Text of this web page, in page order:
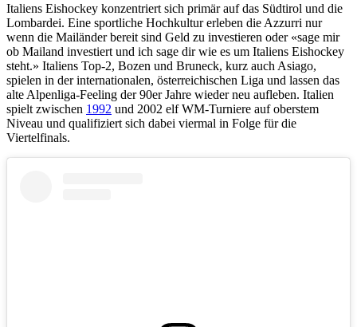
Italiens Eishockey konzentriert sich primär auf das Südtirol und die
Lombardei. Eine sportliche Hochkultur erleben die Azzurri nur
wenn die Mailänder bereit sind Geld zu investieren oder «sage mir
ob Mailand investiert und ich sage dir wie es um Italiens Eishockey
steht.» Italiens Top-2, Bozen und Bruneck, kurz auch Asiago,
spielen in der internationalen, österreichischen Liga und lassen das
alte Alpenliga-Feeling der 90er Jahre wieder neu aufleben. Italien
spielt zwischen 1992 und 2002 elf WM-Turniere auf oberstem
Niveau und qualifiziert sich dabei viermal in Folge für die
Viertelfinals.